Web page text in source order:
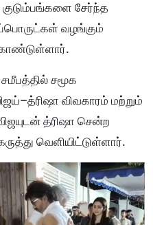
சேர்ந்த
வழங்கும்
கொண்டுள்ளார்.
சமூக
விவகாரம் மற்றும்
த்ரிஷா சென்ற
வெளியிட்டுள்ளார்.